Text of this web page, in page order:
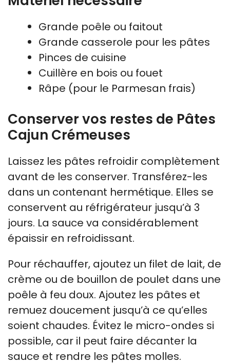
Grande poêle ou faitout
Grande casserole pour les pâtes
Pinces de cuisine
Cuillère en bois ou fouet
Râpe (pour le Parmesan frais)
Conserver vos restes de Pâtes
Cajun Crémeuses
Laissez les pâtes refroidir complètement
avant de les conserver. Transférez-les
dans un contenant hermétique. Elles se
conservent au réfrigérateur jusqu’à 3
jours. La sauce va considérablement
épaissir en refroidissant.
Pour réchauffer, ajoutez un filet de lait, de
crème ou de bouillon de poulet dans une
poêle à feu doux. Ajoutez les pâtes et
remuez doucement jusqu’à ce qu’elles
soient chaudes. Évitez le micro-ondes si
possible, car il peut faire décanter la
sauce et rendre les pâtes molles.